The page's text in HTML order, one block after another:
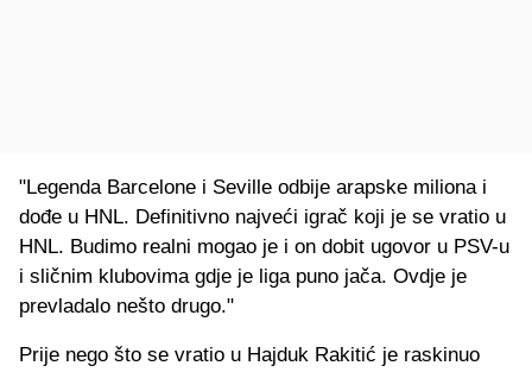
"Legenda Barcelone i Seville odbije arapske miliona i
dođe u HNL. Definitivno najveći igrač koji je se vratio u
HNL. Budimo realni mogao je i on dobit ugovor u PSV-u
i sličnim klubovima gdje je liga puno jača. Ovdje je
prevladalo nešto drugo."
Prije nego što se vratio u Hajduk Rakitić je raskinuo